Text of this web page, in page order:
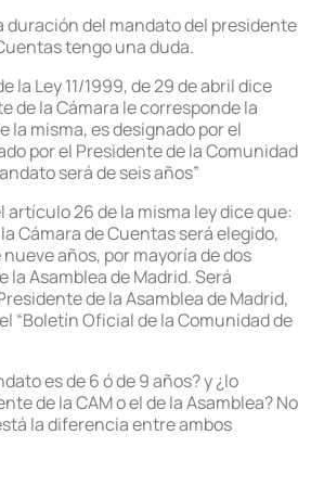
duración del mandato del presidente
tengo una duda.
la Ley 11/1999, de 29 de abril dice
de la Cámara le corresponde la
la misma, es designado por el
por el Presidente de la Comunidad
será de seis años”
artículo 26 de la misma ley dice que:
Cámara de Cuentas será elegido,
años, por mayoría de dos
la Asamblea de Madrid. Será
de la Asamblea de Madrid,
“Boletín Oficial de la Comunidad de
es de 6 ó de 9 años? y ¿lo
de la CAM o el de la Asamblea? No
la diferencia entre ambos